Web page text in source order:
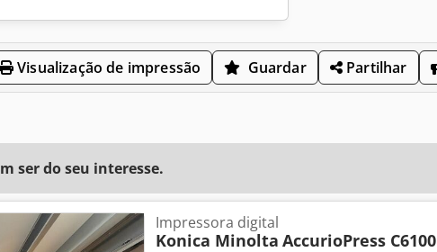
Visualização de impressão Guardar Partilhar
ser do seu interesse.
Impressora digital
Konica Minolta AccurioPress C6100